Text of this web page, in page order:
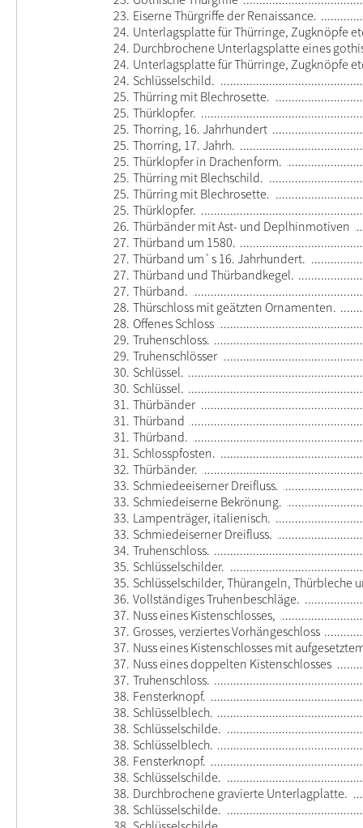
23. Eiserne Thürgriffe der Renaissance.
24. Unterlagsplatte für Thürringe, Zugknöpfe
24. Durchbrochene Unterlagsplatte eines
24. Unterlagsplatte für Thürringe, Zugknöpfe
24. Schlüsselschild.
25. Thürring mit Blechrosette.
25. Thürklopfer.
25. Thorring, 16. Jahrhundert
25. Thorring, 17. Jahrh.
25. Thürklopfer in Drachenform.
25. Thürring mit Blechschild.
25. Thürring mit Blechrosette.
25. Thürklopfer.
26. Thürbänder mit Ast- und Deplhinmotiven
27. Thürband um 1580.
27. Thürband um`s 16. Jahrhundert.
27. Thürband und Thürbandkegel.
27. Thürband.
28. Thürschloss mit geätzten Ornamenten.
28. Offenes Schloss
29. Truhenschloss.
29. Truhenschlösser
30. Schlüssel.
30. Schlüssel.
31. Thürbänder
31. Thürband
31. Thürband.
31. Schlosspfosten.
32. Thürbänder.
33. Schmiedeeiserner Dreifluss.
33. Schmiedeiserne Bekrönung.
33. Lampenträger, italienisch.
33. Schmiedeiserner Dreifluss.
34. Truhenschloss.
35. Schlüsselschilder.
35. Schlüsselschilder, Thürangeln, Thürbleche
36. Vollständiges Truhenbeschläge.
37. Nuss eines Kistenschlosses,
37. Grosses, verziertes Vorhängeschloss
37. Nuss eines Kistenschlosses mit
37. Nuss eines doppelten Kistenschlosses
37. Truhenschloss.
38. Fensterknopf.
38. Schlüsselblech.
38. Schlüsselschilde.
38. Schlüsselblech.
38. Fensterknopf.
38. Schlüsselschilde.
38. Durchbrochene gravierte Unterlagplatte.
38. Schlüsselschilde.